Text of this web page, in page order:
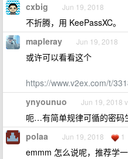
cxbig Jun 19, 2018
不折腾，用 KeePassXC。
mapleray Jun 19, 2018
或许可以看看这个
https://www.v2ex.com/t/
ynyounuo Jun 19, 2018
呃…有简单规律可循的密码
polaa Jun 19, 2018 1
emmm 怎么说呢，推荐学